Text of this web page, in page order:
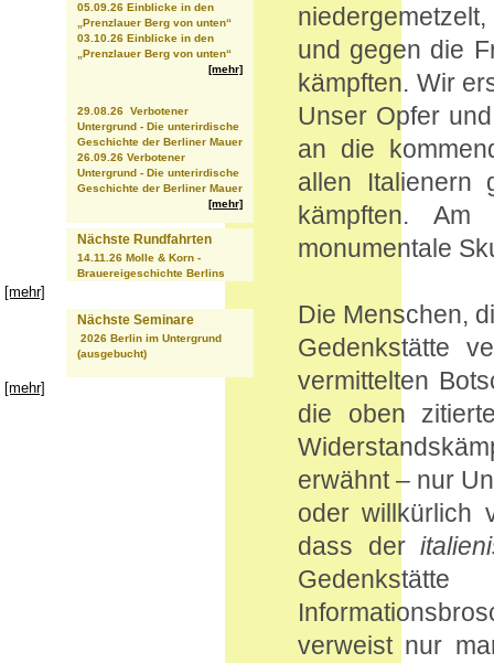
05.09.26 Einblicke in den
„Prenzlauer Berg von unten“
03.10.26 Einblicke in den
„Prenzlauer Berg von unten“
[mehr]
29.08.26 Verbotener
Untergrund - Die unterirdische
Geschichte der Berliner Mauer
26.09.26 Verbotener
Untergrund - Die unterirdische
Geschichte der Berliner Mauer
[mehr]
Nächste Rundfahrten
14.11.26 Molle & Korn -
Brauereigeschichte Berlins
[mehr]
Nächste Seminare
2026 Berlin im Untergrund
(ausgebucht)
[mehr]
und gegen die
kämpften. Wir
Unser Opfer
an die
allen Italienern
kämpften.
monumentale
Die Menschen,
Gedenkstätte
vermittelten
die oben
erwähnt – nur
oder willkürlich
dass der
verweist nur